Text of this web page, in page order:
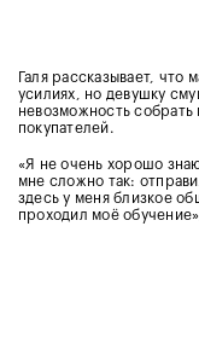
Галя рассказывает,
усилиях, но девушку
невозможность
покупателей.
«Я не очень хорошо
мне сложно так:
здесь у меня близкое
проходил моё